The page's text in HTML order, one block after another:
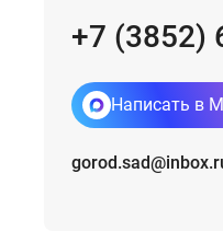
+7 (3852)
Написать в